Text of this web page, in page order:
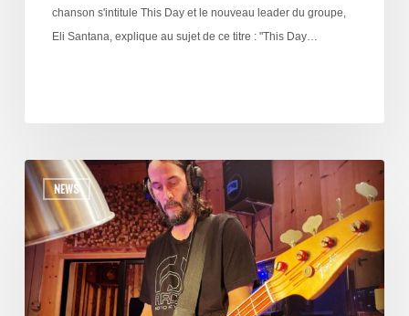
chanson s'intitule This Day et le nouveau leader du groupe,
Eli Santana, explique au sujet de ce titre : "This Day…
NEWS